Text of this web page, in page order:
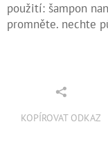
použití: šampon
promněte. nechte
KOPÍROVAT ODKAZ